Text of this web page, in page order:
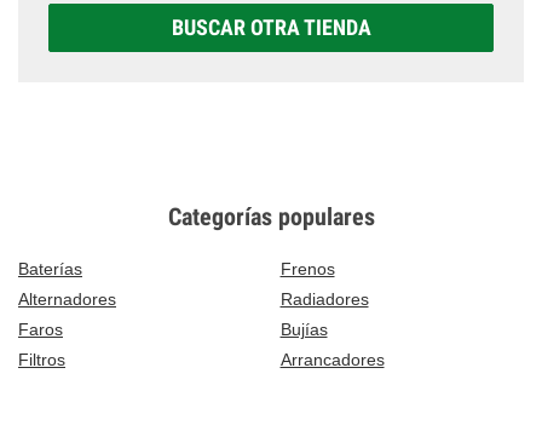
BUSCAR OTRA TIENDA
Categorías populares
Baterías
Frenos
Alternadores
Radiadores
Faros
Bujías
Filtros
Arrancadores